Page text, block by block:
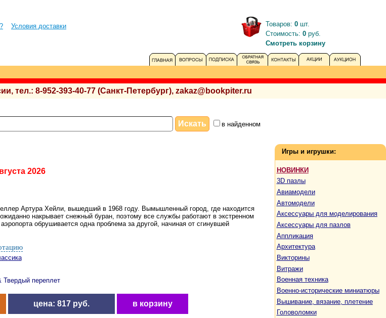
Условия доставки
Товаров: 0 шт.
Стоимость: 0 руб.
Смотреть корзину
тел.: 8-952-393-40-77 (Санкт-Петербург), zakaz@bookpiter.ru
в найденном
2026
Артура Хейли, вышедший в 1968 году. Вымышленный город, где находится
накрывает снежный буран, поэтому все службы работают в экстренном
обрушивается одна проблема за другой, начиная от сгинувшей
Твердый переплет
цена: 817 руб. в корзину
Игры и игрушки:
НОВИНКИ
3D пазлы
Авиамодели
Автомодели
Аксессуары для моделирования
Аксессуары для пазлов
Аппликация
Архитектура
Викторины
Витражи
Военная техника
Военно-исторические миниатюры
Вышивание, вязание, плетение
Головоломки